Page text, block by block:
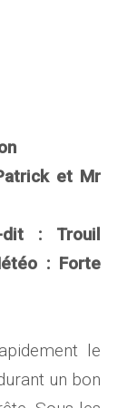
et Mr
dit : Trouil
: Forte
le
un bon